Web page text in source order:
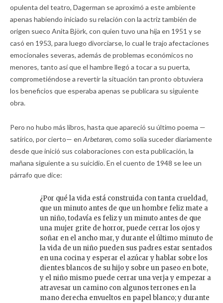
opulenta del teatro, Dagerman se aproximó a este ambiente
apenas habiendo iniciado su relación con la actriz también de
origen sueco Anita Björk, con quien tuvo una hija en 1951 y se
casó en 1953, para luego divorciarse, lo cual le trajo afectaciones
emocionales severas, además de problemas económicos no
menores, tanto así que el hambre llegó a tocar a su puerta,
comprometiéndose a revertir la situación tan pronto obtuviera
los beneficios que esperaba apenas se publicara su siguiente
obra.
Pero no hubo más libros, hasta que apareció su último poema —
satírico, por cierto— en Arbetaren, como solía suceder diariamente
desde que inició sus colaboraciones con esta publicación, la
mañana siguiente a su suicidio. En el cuento de 1948 se lee un
párrafo que dice:
¿Por qué la vida está construida con tanta crueldad,
que un minuto antes de que un hombre feliz mate a
un niño, todavía es feliz y un minuto antes de que
una mujer grite de horror, puede cerrar los ojos y
soñar en el ancho mar, y durante el último minuto de
la vida de un niño pueden sus padres estar sentados
en una cocina y esperar el azúcar y hablar sobre los
dientes blancos de su hijo y sobre un paseo en bote,
y el niño mismo puede cerrar una verja y empezar a
atravesar un camino con algunos terrones en la
mano derecha envueltos en papel blanco; y durante